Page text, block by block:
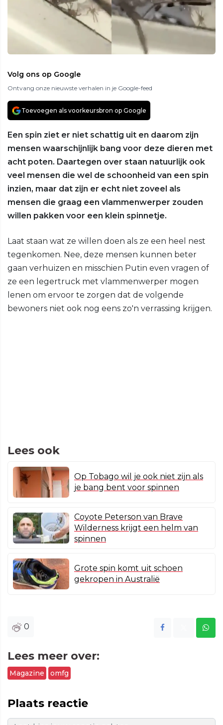
Volg ons op Google
Ontvang onze nieuwste verhalen in je Google-feed
Toevoegen als voorkeursbron op Google
Een spin ziet er niet schattig uit en daarom zijn
mensen waarschijnlijk bang voor deze dieren met
acht poten. Daartegen over staan natuurlijk ook
veel mensen die wel de schoonheid van een spin
inzien, maar dat zijn er echt niet zoveel als
mensen die graag een vlammenwerper zouden
willen pakken voor een klein spinnetje.
Laat staan wat ze willen doen als ze een heel nest
tegenkomen. Nee, deze mensen kunnen beter
gaan verhuizen en misschien Putin even vragen of
ze een legertruck met vlammenwerper mogen
lenen om ervoor te zorgen dat de volgende
bewoners niet ook nog eens zo'n verrassing krijgen.
Lees ook
Op Tobago wil je ook niet zijn als
je bang bent voor spinnen
Coyote Peterson van Brave
Wilderness krijgt een helm van
spinnen
Grote spin komt uit schoen
gekropen in Australië
0
Lees meer over:
Magazine omfg
Plaats reactie